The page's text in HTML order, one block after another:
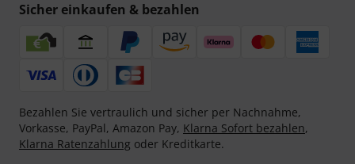
Sicher einkaufen & bezahlen
Bezahlen Sie vertraulich und sicher per Nachnahme,
Vorkasse, PayPal, Amazon Pay, Klarna Sofort bezahlen,
Klarna Ratenzahlung oder Kreditkarte.